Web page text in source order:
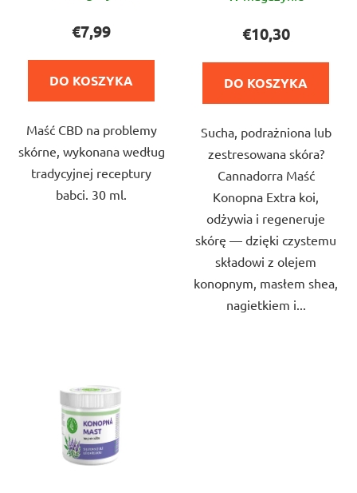
produktu
wynosi
na
gwiazdek.
€7,99
DO KOSZYKA
Maść CBD na problemy
skórne, wykonana według
tradycyjnej receptury
babci. 30 ml.
ocena
produktu
wynosi
na
gwiazdek.
€10,30
DO KOSZYKA
Sucha, podrażniona lub
zestresowana skóra?
Cannadorra Maść
Konopna Extra koi,
odżywia i regeneruje
skórę — dzięki czystemu
składowi z olejem
konopnym, masłem shea,
nagietkiem i...